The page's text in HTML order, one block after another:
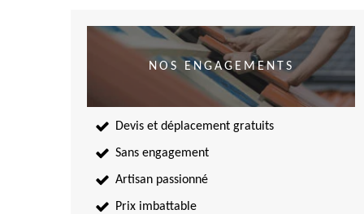
NOS ENGAGEMENTS
Devis et déplacement gratuits
Sans engagement
Artisan passionné
Prix imbattable